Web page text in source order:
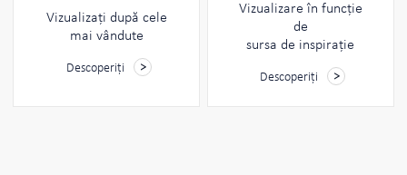
Vizualizați după cele
mai vândute
Descoperiți
Vizualizare în funcție
de
sursa de inspirație
Descoperiți